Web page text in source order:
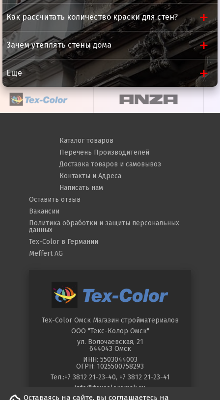
Подготовка основания
Поверхность, предназначенная для окрашивания,
должна быть сухой, обезжиренной, без пыли. Старые
пласты клеевых и известковых красок, а также старых
покрытий, которые плохо держатся, следует удалить.
Для подготовки основания использовать грунтовку и
шпатлевку.
Рекомендуется нанесение на известковую
поверхность, наносить можно также на штукатурку
после нанесения слоя Праймера С, разбавленного
Нанесение
Нанесите слой MARMOPACO на толщину зерна
шпателем из нержавеющей стали и выровняйте
поверхность.
Как рассчитать количество краски для стен?
Зачем утеплять стены дома
Еще
Каталог товаров
Перечень Производителей
Доставка товаров и самовывоз
Контакты и Адреса
Написать нам
Оставить отзыв
Вакансии
Политика обработки и защиты персональных
данных
Tex-Color в Германии
Meffert AG
Tex-Color ОмскМагазин стройматериалов
ООО "Текс-Колор Омск"
ул. Волочаевская, 21
644043 Омск
ИНН: 5503044003
ОГРН: 1025500758293
Тел.:+7 3812 21-23-40, +7 3812 21-23-41
info@texcoloromsk.ru
Оставаясь на сайте, вы соглашаетесь на